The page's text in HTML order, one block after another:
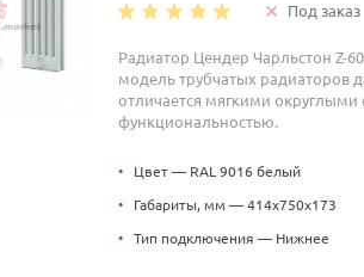
Под заказ
Радиатор Цендер Чарльстон Z-
модель трубчатых радиаторов
отличается мягкими
функциональностью.
• Цвет — RAL 9016 белый
• Габариты, мм — 414x750x173
• Тип подключения — Нижнее